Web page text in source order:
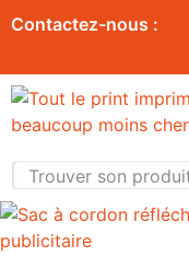
Contactez-nous :